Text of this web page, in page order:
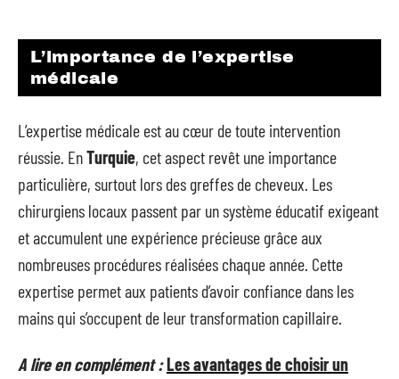
L’importance de l’expertise
médicale
L’expertise médicale est au cœur de toute intervention
réussie. EnTurquie, cet aspect revêt une importance
particulière, surtout lors des greffes de cheveux. Les
chirurgiens locaux passent par un système éducatif exigeant
et accumulent une expérience précieuse grâce aux
nombreuses procédures réalisées chaque année. Cette
expertise permet aux patients d’avoir confiance dans les
mains qui s’occupent de leur transformation capillaire.
A lire en complément :Les avantages de choisir un